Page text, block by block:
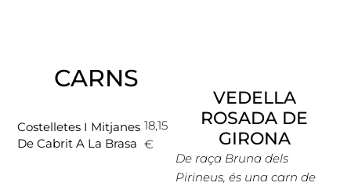
CARNS
Costelletes I Mitjanes
De Cabrit A La Brasa
18,15
€
VEDELLA
ROSADA DE
GIRONA
De raça Bruna dels
Pirineus, és una carn de